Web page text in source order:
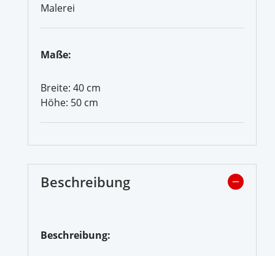
Malerei
Maße:
Breite: 40 cm
Höhe: 50 cm
Beschreibung
Beschreibung: